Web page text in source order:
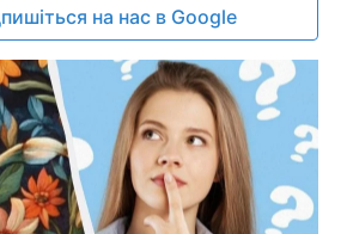
на нас в Google